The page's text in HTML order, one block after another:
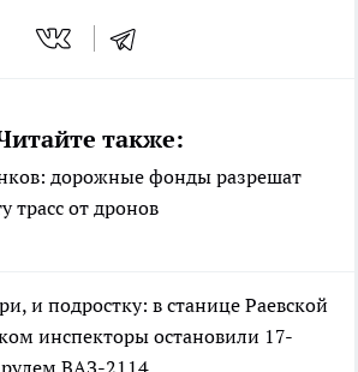
также:
дорожные фонды разрешат
трасс от дронов
и подростку: в станице Раевской
инспекторы остановили 17-
рулем ВАЗ-2114